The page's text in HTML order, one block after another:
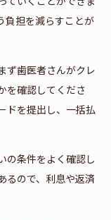
負担を減らすことが
ず歯医者さんがクレ
を確認してくださ
ドを提出し、一括払
の条件をよく確認し
るので、利息や返済